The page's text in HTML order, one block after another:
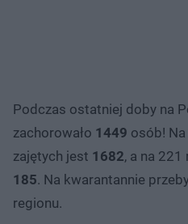
Podczas ostatniej doby na
zachorowało 1449 osób!
zajętych jest 1682, a na
185. Na kwarantannie
regionu.